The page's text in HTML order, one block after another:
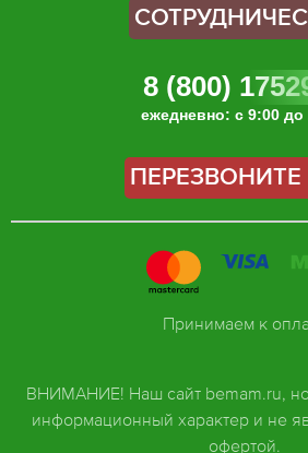
8 (800)
ежедневно: с 9:00 до
ВНИМАНИЕ! Наш сайт bemam.ru,
информационный характер и не
офертой.
Принимаем к